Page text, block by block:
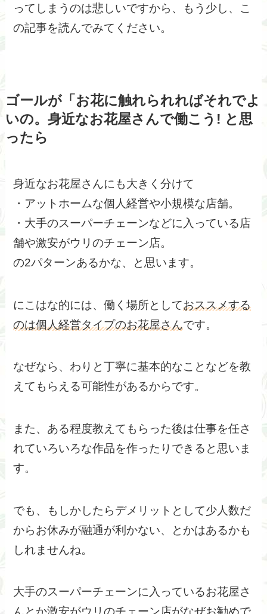
ってしまうのは悲しいですから、もう少し、こ
の記事を読んでみてください。
ゴールが「お花に触れられればそれでよ
いの。身近なお花屋さんで働こう! と思
ったら
身近なお花屋さんにも大きく分けて
・アットホームな個人経営や小規模な店舗。
・大手のスーパーチェーンなどに入っている店
舗や激安がウリのチェーン店。
の2パターンあるかな、と思います。
にこはな的には、働く場所としておススメする
のは個人経営タイプのお花屋さんです。
なぜなら、わりと丁寧に基本的なことなどを教
えてもらえる可能性があるからです。
また、ある程度教えてもらった後は仕事を任さ
れていろいろな作品を作ったりできると思いま
す。
でも、もしかしたらデメリットとして少人数だ
からお休みが融通が利かない、とかはあるかも
しれませんね。
大手のスーパーチェーンに入っているお花屋さ
んとか激安がウリのチェーン店がなぜお勧めで